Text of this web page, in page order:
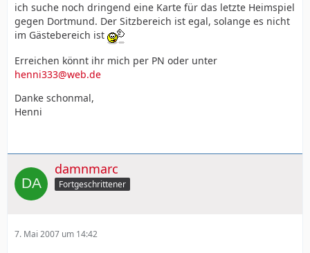
ich suche noch dringend eine Karte für das letzte Heimspiel
gegen Dortmund. Der Sitzbereich ist egal, solange es nicht
im Gästebereich ist
Erreichen könnt ihr mich per PN oder unter
henni333@web.de
Danke schonmal,
Henni
damnmarc
Fortgeschrittener
7. Mai 2007 um 14:42